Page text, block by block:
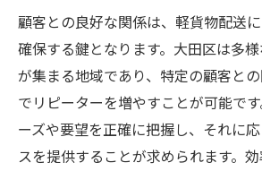
顧客との良好な関係は、軽貨物配送
確保する鍵となります。大田区は多
が集まる地域であり、特定の顧客と
でリピーターを増やすことが可能で
ーズや要望を正確に把握し、それに
スを提供することが求められます。